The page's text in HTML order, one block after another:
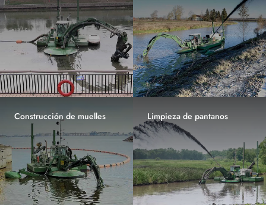
Construcción de muelles Limpieza de pantanos